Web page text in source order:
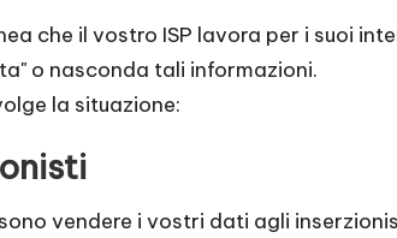
che il vostro ISP lavora per i suoi
o nasconda tali informazioni.
la situazione:
vendere i vostri dati agli